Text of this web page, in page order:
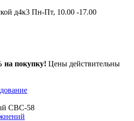
д4к3 Пн-Пт, 10.00 -17.00
на покупку! Цены действительны
СВС-58